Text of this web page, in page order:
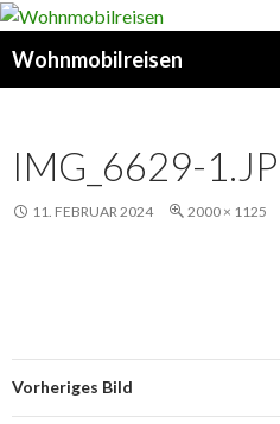
Wohnmobilreisen
IMG_6629-
11. FEBRUAR 2024 2000 × 1125
Vorheriges Bild